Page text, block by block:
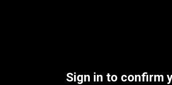
Sign in to confirm